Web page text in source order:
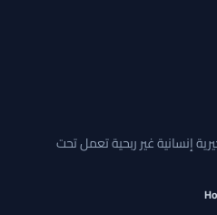
إنسانية غير ربحية تعمل تحت